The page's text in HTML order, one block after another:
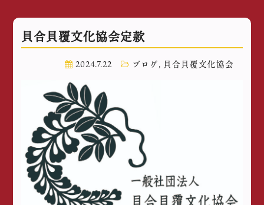
貝合貝覆文化協会定款
2024.7.22 ブログ, 貝合貝覆文化協会